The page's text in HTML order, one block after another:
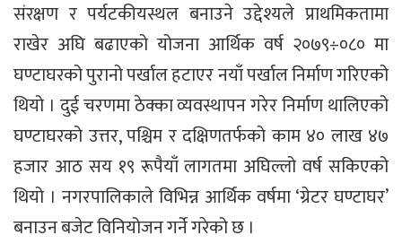
संरक्षण र पर्यटकीयस्थल बनाउने उद्देश्यले प्राथमिकतामा
राखेर अघि बढाएको योजना आर्थिक वर्ष २०७९÷०८० मा
घण्टाघरको पुरानो पर्खाल हटाएर नयाँ पर्खाल निर्माण गरिएको
थियो । दुई चरणमा ठेक्का व्यवस्थापन गरेर निर्माण थालिएको
घण्टाघरको उत्तर, पश्चिम र दक्षिणतर्फको काम ४० लाख ४७
हजार आठ सय १९ रूपैयाँ लागतमा अघिल्लो वर्ष सकिएको
थियो । नगरपालिकाले विभिन्न आर्थिक वर्षमा ‘ग्रेटर घण्टाघर’
बनाउन बजेट विनियोजन गर्ने गरेको छ ।